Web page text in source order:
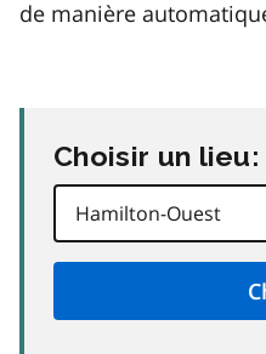
de manière
Choisir un lieu: